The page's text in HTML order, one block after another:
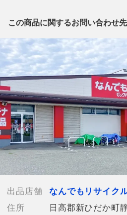
※「なんでもリサイクルビッグバン
電話番号：0146-42-3196
【店舗内商品コード】
【メーカー】ZURINER
【型番】ZV-01
【対象】メンズ
【素材】ステンレススチール
【カラー】ブラック
【ケースサイズ】約50mm
【腕周り】約14-19cm
【ムーブメント】手巻き
【文字盤カラー】ブラック
【文字盤の変色】なし
【ベルトカラー】ブラック
【ベルト素材】本革
【純正ボックス】無し【ディスプレ
この商品に関するお問い合わせ先
出品店舗
なんでもリサイク
住所
日高郡新ひだか町